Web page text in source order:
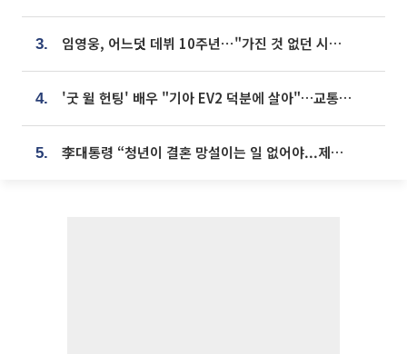
3. 임영웅, 어느덧 데뷔 10주년⋯"가진 것 없던 시절, 내 앞엔 20명의 팬뿐"
4. '굿 윌 헌팅' 배우 "기아 EV2 덕분에 살아"…교통사고 후 안전성 극찬
5. 李대통령 “청년이 결혼 망설이는 일 없어야...제도상 불이익 조사”